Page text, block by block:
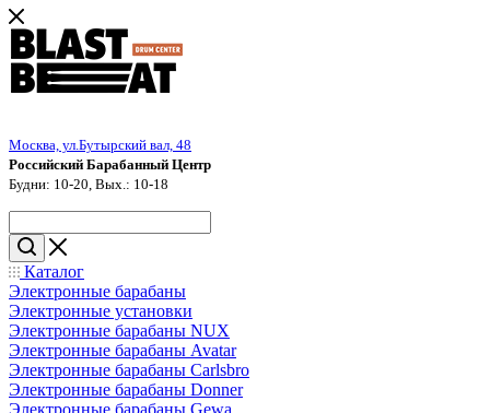
Москва, ул.Бутырский вал, 48
Российский Барабанный Центр
Будни: 10-20, Вых.: 10-18
Каталог
Электронные барабаны
Электронные установки
Электронные барабаны NUX
Электронные барабаны Avatar
Электронные барабаны Carlsbro
Электронные барабаны Donner
Электронные барабаны Gewa